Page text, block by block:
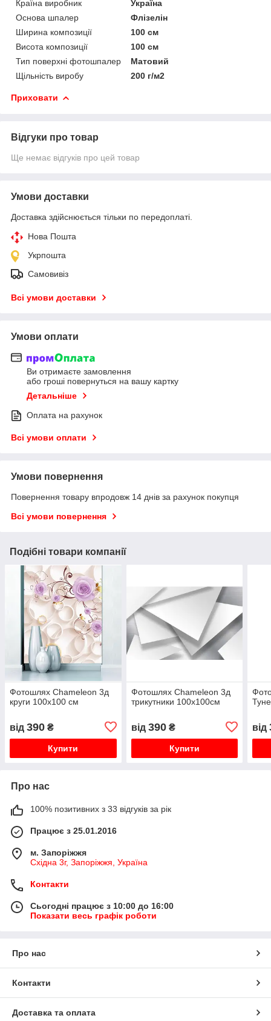
Країна виробник
Україна
Основа шпалер
Флізелін
Ширина композиції
100 см
Висота композиції
100 см
Тип поверхні фотошпалер
Матовий
Щільність виробу
200 г/м2
Приховати
Відгуки про товар
Ще немає відгуків про цей товар
Умови доставки
Доставка здійснюється тільки по передоплаті.
Нова Пошта
Укрпошта
Самовивіз
Всі умови доставки
Умови оплати
Ви отримаєте замовлення
або гроші повернуться на вашу картку
Детальніше
Оплата на рахунок
Всі умови оплати
Умови повернення
Повернення товару впродовж 14 днів за рахунок покупця
Всі умови повернення
Подібні товари компанії
Фотошлях Chameleon 3д
круги 100х100 см
від 390 ₴
Купити
Фотошлях Chameleon 3д
трикутники 100х100см
від 390₴
Купити
від
Про нас
100% позитивних з 33 відгуків за рік
Працює з 25.01.2016
м. Запоріжжя
Східна 3г, Запоріжжя, Україна
Контакти
Сьогодні працює з 10:00 до 16:00
Показати весь графік роботи
Про нас
Контакти
Доставка та оплата